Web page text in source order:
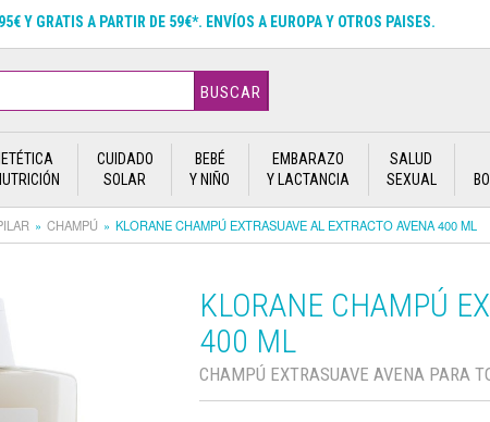
Y GRATIS A PARTIR DE 59€*. ENVÍOS A EUROPA Y OTROS PAISES.
BUSCAR
CUIDADO
SOLAR
BEBÉ
Y NIÑO
EMBARAZO
Y LACTANCIA
SALUD
SEXUAL
CHAMPÚ KLORANE CHAMPÚ EXTRASUAVE AL EXTRACTO AVENA 400 ML
KLORANE CHAMPÚ
400 ML
CHAMPÚ EXTRASUAVE AVENA PARA